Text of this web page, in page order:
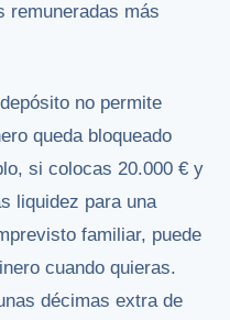
remuneradas más
no permite
queda bloqueado
si colocas 20.000 € y
liquidez para una
familiar, puede
cuando quieras.
décimas extra de